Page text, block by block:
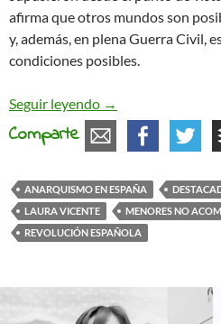
afirma que otros mundos son
y, además, en plena Guerra Civil,
condiciones posibles.
Seguir leyendo Como resolvía la
→
Comparte
ANARQUISMO EN ESPAÑA
LAURA VICENTE
MENORES NO
REVOLUCIÓN ESPAÑOLA